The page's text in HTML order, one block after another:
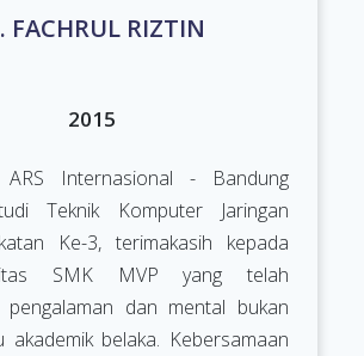
FACHRUL RIZTIN
2015
Internasional - Bandung
Teknik Komputer Jaringan
Ke-3, terimakasih kepada
SMK MVP yang telah
pengalaman dan mental bukan
akademik belaka. Kebersamaan